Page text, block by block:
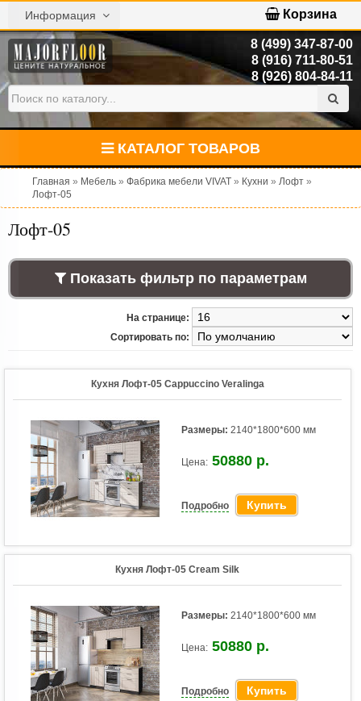
Информация Корзина
8 (499) 347-87-00
8 (916) 711-80-51
8 (926) 804-84-11
КАТАЛОГ ТОВАРОВ
Главная » Мебель » Фабрика мебели VIVAT » Кухни » Лофт »
Лофт-05
Лофт-05
Показать фильтр по параметрам
На странице:
Сортировать по:
Кухня Лофт-05 Cappuccino Veralinga
Размеры: 2140*1800*600 мм
Цена: 50880 р.
Подробно Купить
Кухня Лофт-05 Cream Silk
Размеры: 2140*1800*600 мм
Цена: 50880 р.
Подробно Купить